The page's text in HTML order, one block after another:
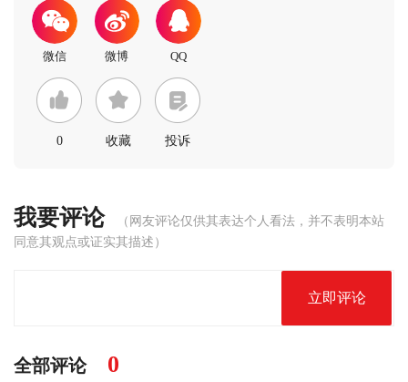
0 收藏 投诉
我要评论
（网友评论仅供其表达个人看法，并不表明本站
同意其观点或证实其描述）
立即评论
全部评论 0